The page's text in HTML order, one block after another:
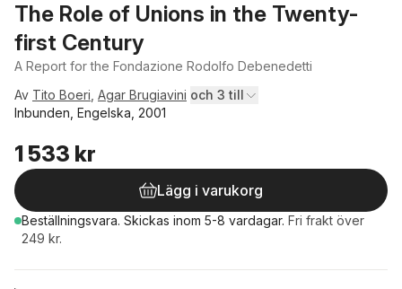
The Role of Unions in the Twenty-
first Century
A Report for the Fondazione Rodolfo Debenedetti
Av Tito Boeri Agar Brugiavini och 3 till
Inbunden, Engelska, 2001
1 533 kr
Lägg i varukorg
Beställningsvara. Skickas inom 5-8 vardagar. Fri frakt över
249 kr.